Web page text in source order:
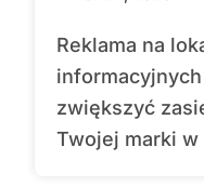
Reklama na lokalnych portalach
zwiększyć
Twojej marki